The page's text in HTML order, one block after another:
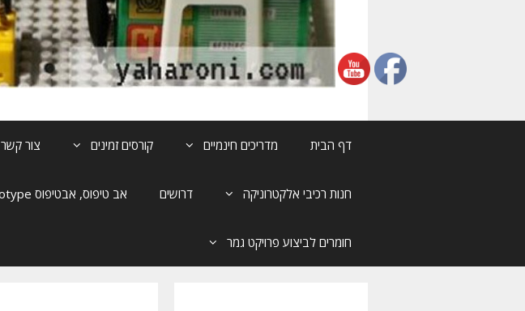
דף הבית מדריכים חינמיים קורסים זמינים צור קשר
חנות רכיבי אלקטרוניקה דרושים אב טיפוס, אבטיפוס prototype אלקטרוניקה, בקרה, בקר, תאורה, מנוע, הנעה
חומרים לביצוע פרויקט גמר